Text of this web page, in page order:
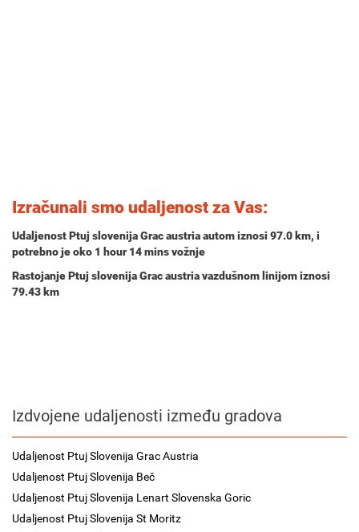
Izračunali smo udaljenost za Vas:
Udaljenost Ptuj slovenija Grac austria autom iznosi 97.0 km, i
potrebno je oko 1 hour 14 minsvožnje
Rastojanje Ptuj slovenija Grac austria vazdušnom linijom iznosi
79.43 km
Izdvojene udaljenosti između gradova
Udaljenost Ptuj Slovenija Grac Austria
Udaljenost Ptuj Slovenija Beč
Udaljenost Ptuj Slovenija Lenart Slovenska Goric
Udaljenost Ptuj Slovenija St Moritz